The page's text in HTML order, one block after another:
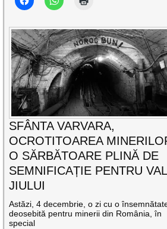
SFÂNTA VARVARA,
OCROTITOAREA
O SĂRBĂTOARE PLINĂ DE
SEMNIFICAȚIE PENTRU
JIULUI
Astăzi, 4 decembrie, o zi cu o
deosebită pentru minerii din România, în
special